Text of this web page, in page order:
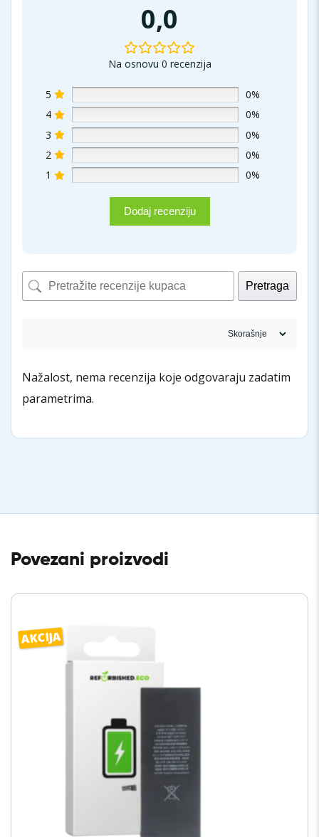
0,0
Na osnovu 0 recenzija
5
0%
4
0%
3
0%
2
0%
1
0%
Dodaj recenziju
Pretraga
Nažalost, nema recenzija koje odgovaraju zadatim
parametrima.
Povezani proizvodi
AKCIJA